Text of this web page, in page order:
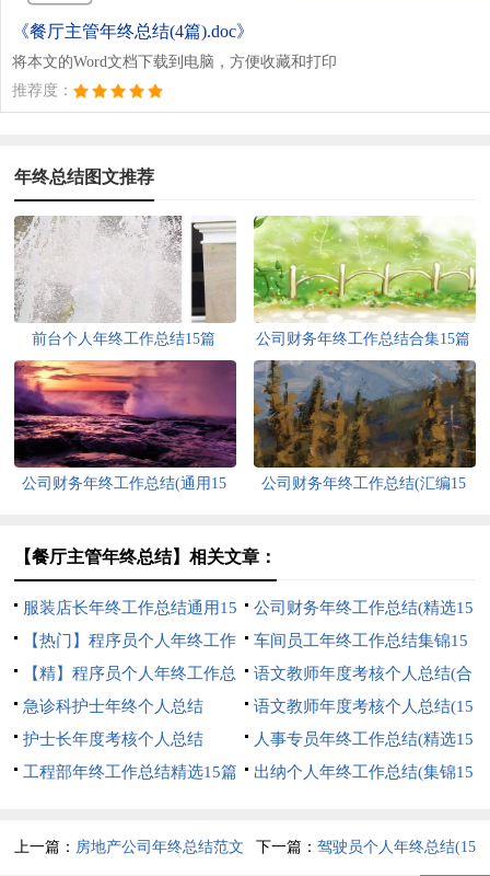
《餐厅主管年终总结(4篇).doc》
将本文的Word文档下载到电脑，方便收藏和打印
推荐度：
年终总结图文推荐
前台个人年终工作总结15篇 公司财务年终工作总结合集15篇
公司财务年终工作总结(通用15
公司财务年终工作总结(汇编15
【餐厅主管年终总结】相关文章：
服装店长年终工作总结通用15
篇
公司财务年终工作总结(精选15
篇)
【热门】程序员个人年终工作
总结
车间员工年终工作总结集锦15
篇
【精】程序员个人年终工作总
结
语文教师年度考核个人总结(合
集15篇)
急诊科护士年终个人总结
语文教师年度考核个人总结(15
篇)
护士长年度考核个人总结
人事专员年终工作总结(精选15
篇)
工程部年终工作总结精选15篇
出纳个人年终工作总结(集锦15
上一篇： 房地产公司年终总结范文 下一篇： 驾驶员个人年终总结(15